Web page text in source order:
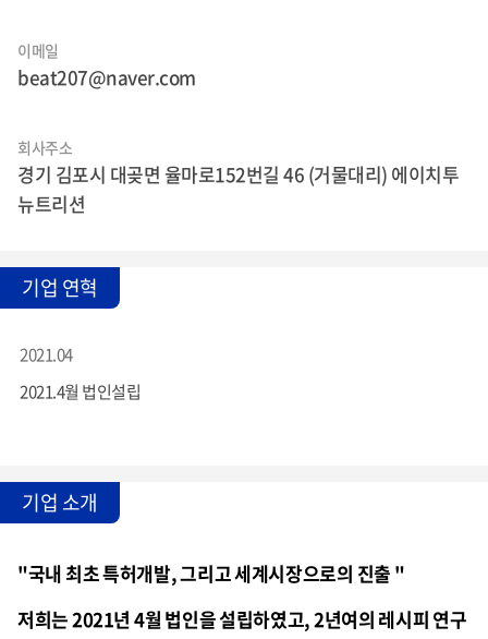
이메일
beat207@naver.com
회사주소
경기 김포시 대곶면 율마로152번길 46 (거물대리) 에이치투
뉴트리션
기업 연혁
2021.04
2021.4월 법인설립
기업 소개
"국내 최초 특허개발, 그리고 세계시장으로의 진출 "
저희는 2021년 4월 법인을 설립하였고, 2년여의 레시피 연구